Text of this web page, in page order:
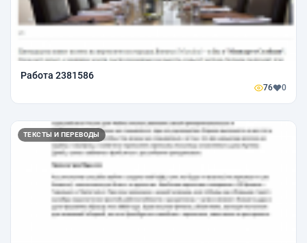
Работа 2381586
76 0
ТЕКСТЫ И ПЕРЕВОДЫ